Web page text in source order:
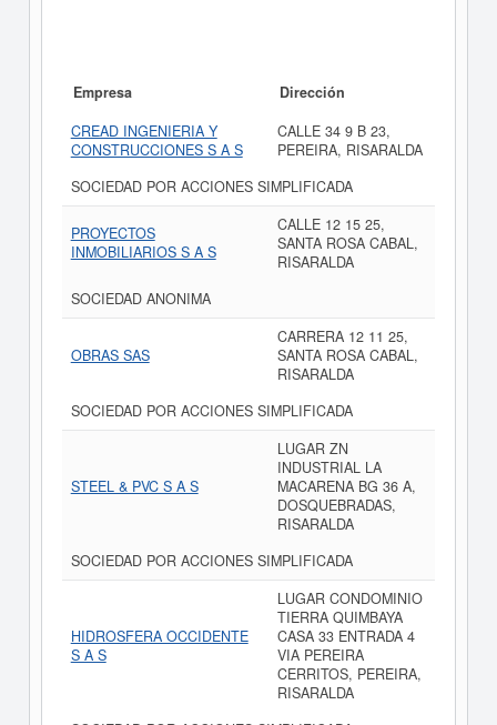
Empresa
Dirección
CREAD INGENIERIA Y
CONSTRUCCIONES S A S
CALLE 34 9 B 23,
PEREIRA, RISARALDA
SOCIEDAD POR ACCIONES SIMPLIFICADA
PROYECTOS
INMOBILIARIOS S A S
CALLE 12 15 25,
SANTA ROSA CABAL,
RISARALDA
SOCIEDAD ANONIMA
OBRAS SAS
CARRERA 12 11 25,
SANTA ROSA CABAL,
RISARALDA
SOCIEDAD POR ACCIONES SIMPLIFICADA
STEEL & PVC S A S
LUGAR ZN
INDUSTRIAL LA
MACARENA BG 36 A,
DOSQUEBRADAS,
RISARALDA
SOCIEDAD POR ACCIONES SIMPLIFICADA
HIDROSFERA OCCIDENTE
S A S
LUGAR CONDOMINIO
TIERRA QUIMBAYA
CASA 33 ENTRADA 4
VIA PEREIRA
CERRITOS, PEREIRA,
RISARALDA